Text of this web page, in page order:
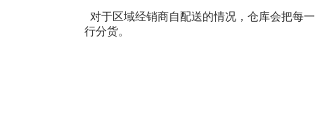
对于区域经销商自配送的情况，仓库会把每
行分货。